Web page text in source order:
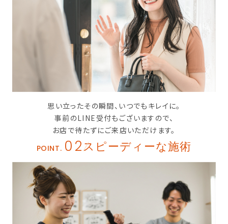
思い立ったその瞬間、いつでもキレイに。
事前のLINE受付もございますので、
お店で待たずにご来店いただけます。
POINT. 02 スピーディーな施術